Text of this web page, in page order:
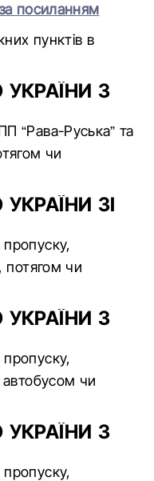
за посиланням
пунктів в
З
“Рава-Руська” та
чи
ЗІ
потягом чи
З
автобусом чи
З